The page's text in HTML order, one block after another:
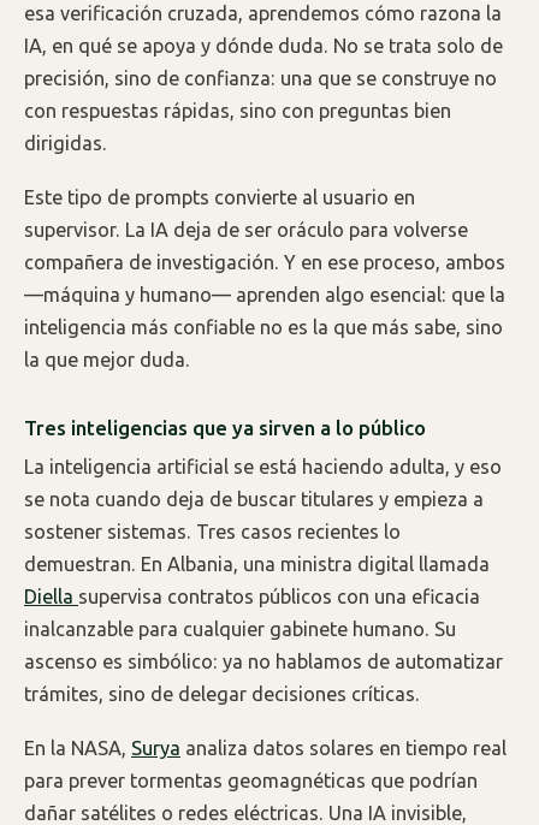
esa verificación cruzada, aprendemos cómo razona la
IA, en qué se apoya y dónde duda. No se trata solo de
precisión, sino de confianza: una que se construye no
con respuestas rápidas, sino con preguntas bien
dirigidas.
Este tipo de prompts convierte al usuario en
supervisor. La IA deja de ser oráculo para volverse
compañera de investigación. Y en ese proceso, ambos
—máquina y humano— aprenden algo esencial: que la
inteligencia más confiable no es la que más sabe, sino
la que mejor duda.
Tres inteligencias que ya sirven a lo público
La inteligencia artificial se está haciendo adulta, y eso
se nota cuando deja de buscar titulares y empieza a
sostener sistemas. Tres casos recientes lo
demuestran. En Albania, una ministra digital llamada
Diella supervisa contratos públicos con una eficacia
inalcanzable para cualquier gabinete humano. Su
ascenso es simbólico: ya no hablamos de automatizar
trámites, sino de delegar decisiones críticas.
En la NASA, Surya analiza datos solares en tiempo real
para prever tormentas geomagnéticas que podrían
dañar satélites o redes eléctricas. Una IA invisible,